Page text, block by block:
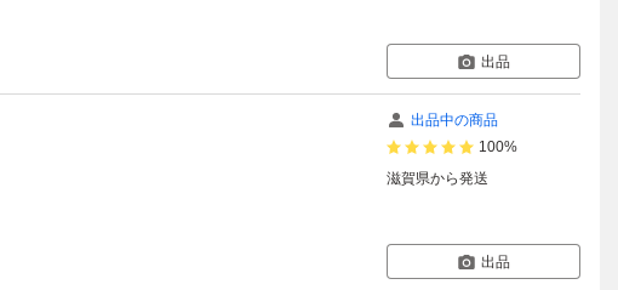
出品
出品中の商品
100%
滋賀県から発送
出品